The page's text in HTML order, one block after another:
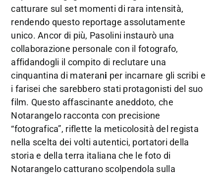
catturare sul set momenti di rara intensità,
rendendo questo reportage assolutamente
unico. Ancor di più, Pasolini instaurò una
collaborazione personale con il fotografo,
affidandogli il compito di reclutare una
cinquantina di materani per incarnare gli scribi e
i farisei che sarebbero stati protagonisti del suo
film. Questo affascinante aneddoto, che
Notarangelo racconta con precisione
“fotografica”, riflette la meticolosità del regista
nella scelta dei volti autentici, portatori della
storia e della terra italiana che le foto di
Notarangelo catturano scolpendola sulla